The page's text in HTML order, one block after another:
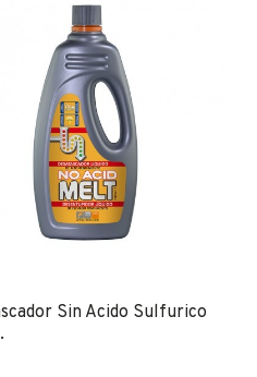
Sin Acido Sulfurico